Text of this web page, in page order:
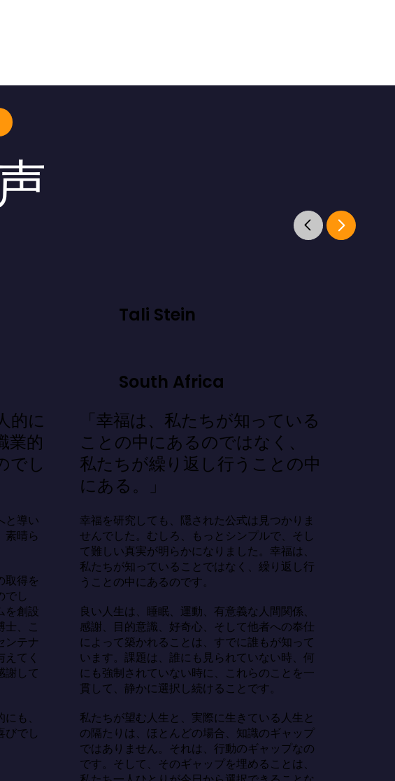
的に
業的
でし
と導い
素晴ら
取得を
でし
を創設
、こ
ンテナ
てく
謝して
も、
びでし
Tali Stein
South Africa
「幸福は、私たちが知っている
ことの中にあるのではなく、
私たちが繰り返し行うことの中
にある。」
幸福を研究しても、隠された公式は見つかりま
せんでした。むしろ、もっとシンプルで、そし
て難しい真実が明らかになりました。幸福は、
私たちが知っていることではなく、繰り返し行
うことの中にあるのです。
良い人生は、睡眠、運動、有意義な人間関係、
感謝、目的意識、好奇心、そして他者への奉仕
によって築かれることは、すでに誰もが知って
います。課題は、誰にも見られていない時、何
にも強制されていない時に、これらのことを一
貫して、静かに選択し続けることです。
私たちが望む人生と、実際に生きている人生と
の隔たりは、ほとんどの場合、知識のギャップ
ではありません。それは、行動のギャップなの
です。そして、そのギャップを埋めることは、